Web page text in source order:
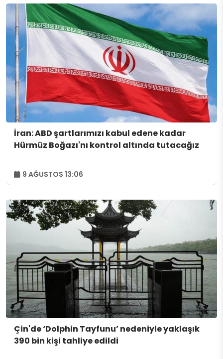
İran: ABD şartlarımızı kabul edene kadar
Hürmüz Boğazı'nı kontrol altında tutacağız
9 AĞUSTOS 13:06
Çin'de ‘Dolphin Tayfunu’ nedeniyle yaklaşık
390 bin kişi tahliye edildi